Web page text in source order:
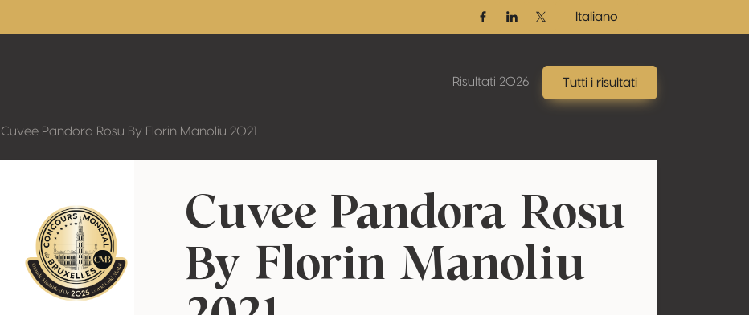
FacebookLinkedinTwitter / X
Italiano
Risultati 2026 Tutti i risultati
Cuvee Pandora Rosu By Florin Manoliu 2021
Cuvee Pandora Rosu
By Florin Manoliu